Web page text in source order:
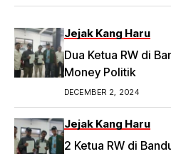
Jejak Kang Haru
Dua Ketua RW di
Money Politik
DECEMBER 2, 2024
Jejak Kang Haru
2 Ketua RW di